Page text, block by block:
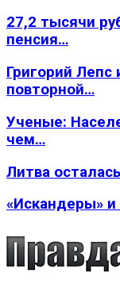
27,2 тысячи
пенсия…
Григорий Лепс
повторной…
Ученые:
чем…
Литва
«Искандеры»